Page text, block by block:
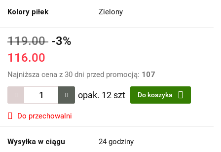
Kolory piłek Zielony
119.00 -3%
116.00
Najniższa cena z 30 dni przed promocją: 107
opak. 12 szt Do koszyka
Do przechowalni
Wysyłka w ciągu 24 godziny